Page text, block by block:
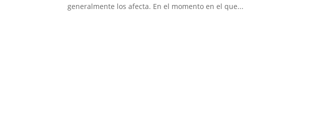
generalmente los afecta. En el momento en el que...